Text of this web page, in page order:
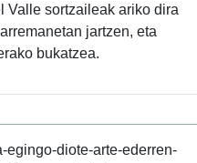
Valle sortzaileak ariko dira
jartzen, eta
bukatzea.